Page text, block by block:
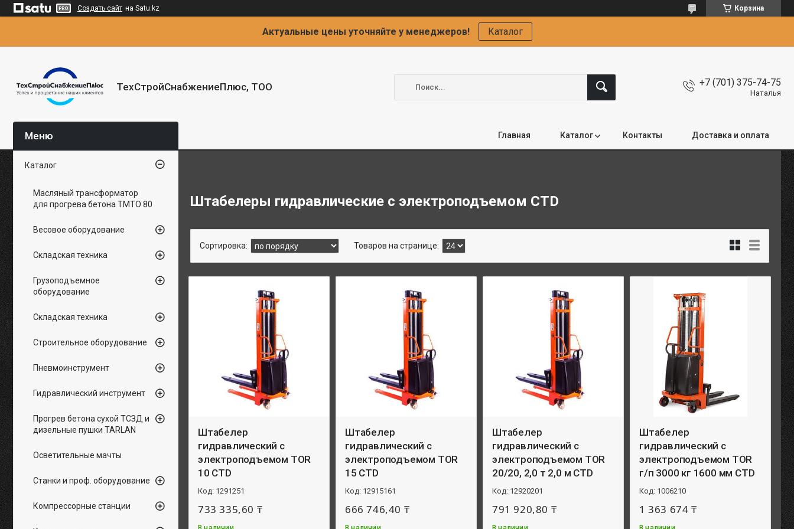
Создать сайт на Satu.kz Корзина
Актуальные цены уточняйте у менеджеров! Каталог
ТехСтройСнабжениеПлюс, ТОО +7 (701) 375-74-75
Наталья
Главная Каталог Контакты Доставка и оплата
Штабелеры гидравлические с электроподъемом CTD
Штабелер
гидравлический с
электроподъемом TOR
10 CTD
1291251
733 335,60 ₸
Штабелер
гидравлический с
электроподъемом TOR
15 CTD
12915161
666 746,40 ₸
Штабелер
гидравлический с
электроподъемом TOR
20/20, 2,0 т 2,0 м CTD
12920201
791 920,80 ₸
Штабелер
гидравлический с
электроподъемом TOR
г/п 3000 кг 1600 мм CTD
1006210
1 363 674 ₸
Каталог
Масляный трансформатор
для прогрева бетона ТМТО 80
Весовое оборудование
Складская техника
Грузоподъемное
оборудование
Складская техника
Строительное оборудование
Пневмоинструмент
Гидравлический инструмент
Прогрев бетона сухой ТСЗД и
дизельные пушки TARLAN
Осветительные мачты
Станки и проф. оборудование
Компрессорные станции